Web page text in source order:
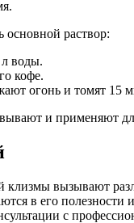
раствор:
воды.
кофе.
огонь и томят 15
и применяют
клизмы вызывают
в его
с